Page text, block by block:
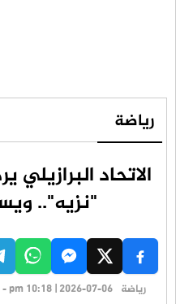
رياضة
الاتحاد
"نزيه"..
رياضة pm 10:18 | 2026-07-06 - الإثنين